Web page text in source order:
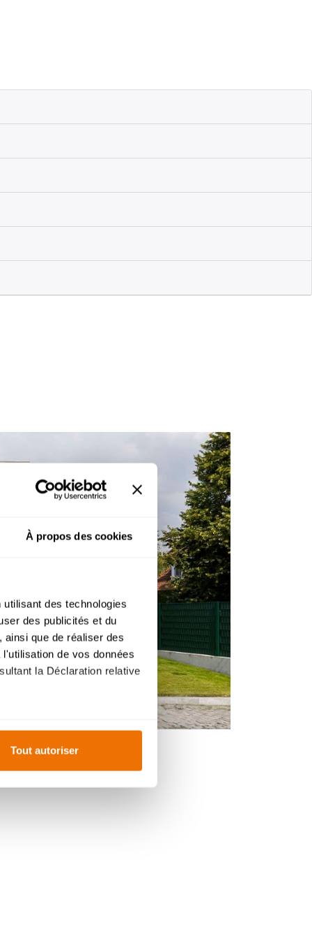
À propos des cookies
des technologies
des publicités et du
que de réaliser des
de vos données
la Déclaration relative
(empreintes
vous à la
Tout autoriser